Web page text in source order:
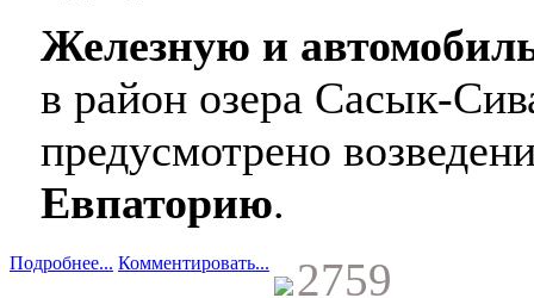
Железную и
в район озера Сасык-
предусмотрено
Евпаторию.
Подробнее... Комментировать... 2759